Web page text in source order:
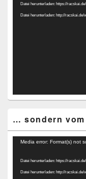
Datei herunterladen: https://
Datei herunterladen: http://racskai.de/
… sondern
Video-
Media error: Format(s) not
Datei herunterladen: https://
Datei herunterladen: http://